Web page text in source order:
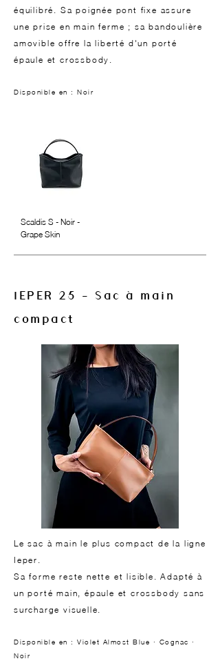
équilibré. Sa poignée pont fixe assure
une prise en main ferme ; sa bandoulière
amovible offre la liberté d'un porté
épaule et crossbody.
Disponible en : Noir
Scaldis S - Noir -
Grape Skin
IEPER 25 - Sac à main
compact
Le sac à main le plus compact de la ligne
Ieper.
Sa forme reste nette et lisible. Adapté à
un porté main, épaule et crossbody sans
surcharge visuelle.
Disponible en : Violet Almost Blue · Cognac ·
Noir